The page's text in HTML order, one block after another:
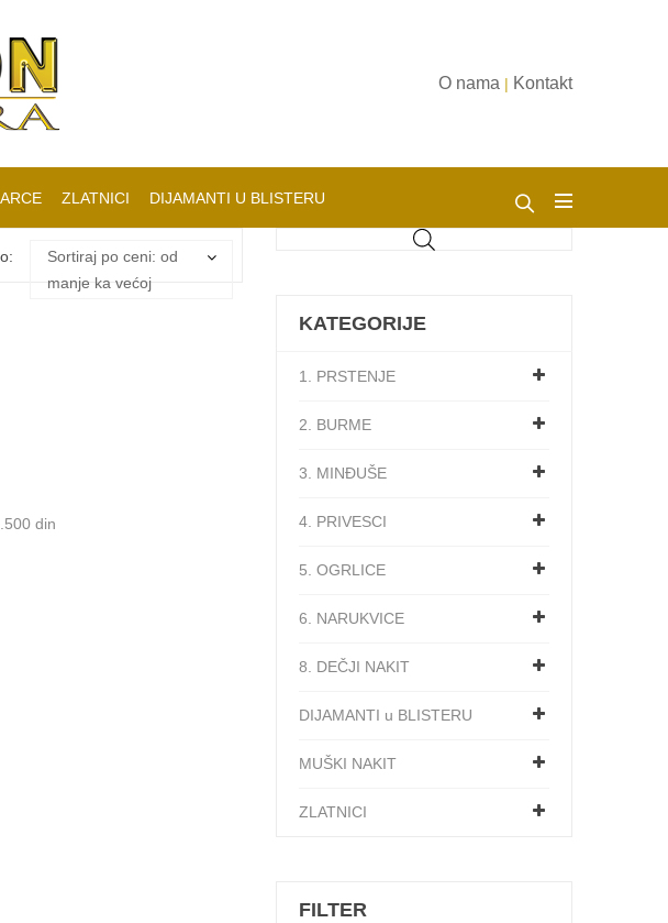
O nama | Kontakt
ZLATNICI DIJAMANTI U BLISTERU
Sortiraj po ceni: od
manje ka većoj
din
KATEGORIJE
1. PRSTENJE
2. BURME
3. MINĐUŠE
4. PRIVESCI
5. OGRLICE
6. NARUKVICE
8. DEČJI NAKIT
DIJAMANTI u BLISTERU
MUŠKI NAKIT
ZLATNICI
FILTER